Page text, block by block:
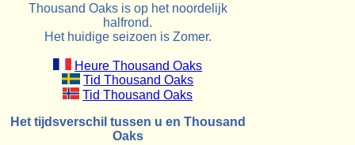
Thousand Oaks is op het noordelijk
halfrond.
Het huidige seizoen is Zomer.
Heure Thousand Oaks
Tid Thousand Oaks
Tid Thousand Oaks
Het tijdsverschil tussen u en Thousand
Oaks